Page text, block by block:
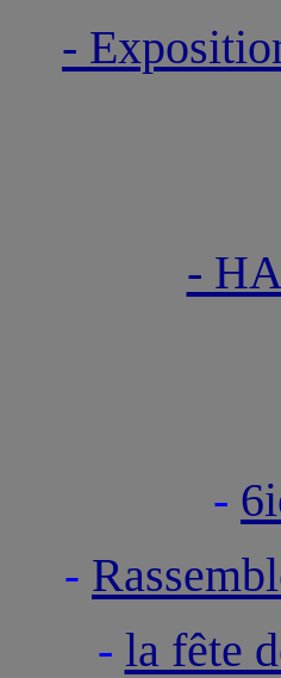
-
-
-
-
- la fête